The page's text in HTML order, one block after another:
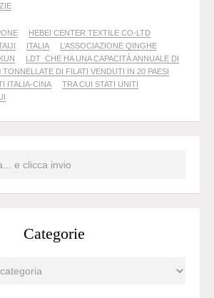
HEBEI CENTER TEXTILE CO-LTD
ITALIA
L’ASSOCIAZIONE QINGHE
LDT CHE HA UNA CAPACITÀ ANNUALE DI
DI FILATI VENDUTI IN 20 PAESI
ITALIA-CINA
TRA CUI STATI UNITI
Categorie